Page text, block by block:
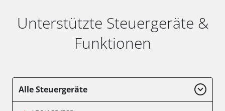
Unterstützte Steuergeräte &
Funktionen
Alle Steuergeräte